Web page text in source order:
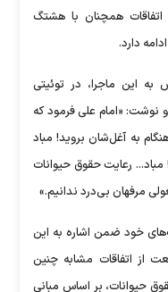
همچنان با هشتگ
دارد.
این ماجرا، در توئیتی
نوشت: «امام علی فرمود که
به آغل‌شان بروید! مباد
رعایت حقوق حیوانات
مرفهان بی‌درد ندانیم.»
خود ضمن اشاره به این
از اتفاقات مشابه چنین
حیوانات، بر اساس مبانی